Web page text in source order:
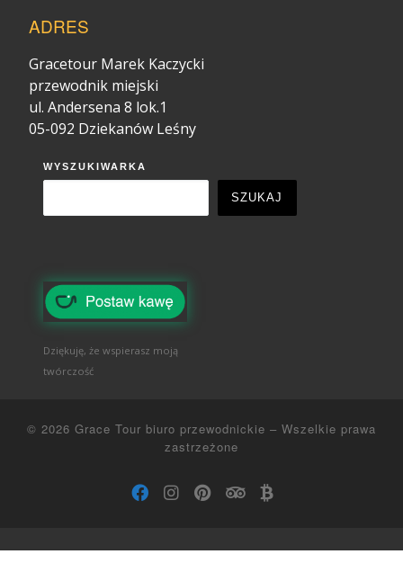
ADRES
Gracetour Marek Kaczycki
przewodnik miejski
ul. Andersena 8 lok.1
05-092 Dziekanów Leśny
WYSZUKIWARKA
SZUKAJ
Dziękuję, że wspierasz moją
twórczość
© 2026 Grace Tour biuro przewodnickie – Wszelkie prawa
zastrzeżone